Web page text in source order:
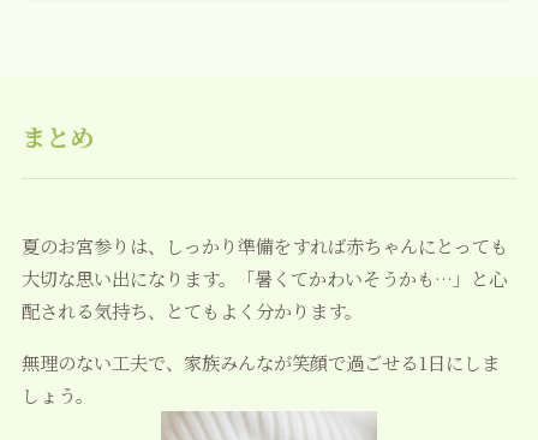
まとめ
夏のお宮参りは、しっかり準備をすれば赤ちゃんにとっても
大切な思い出になります。「暑くてかわいそうかも…」と心
配される気持ち、とてもよく分かります。
無理のない工夫で、家族みんなが笑顔で過ごせる1日にしま
しょう。